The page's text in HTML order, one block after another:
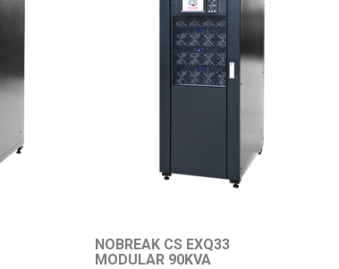
NOBREAK CS EXQ33
MODULAR 90KVA